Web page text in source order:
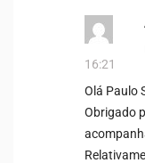
16:21
Olá Paulo
Obrigado